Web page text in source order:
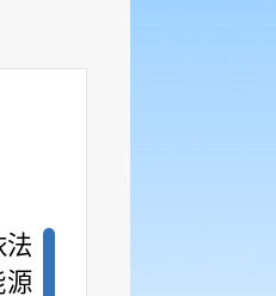
法
源